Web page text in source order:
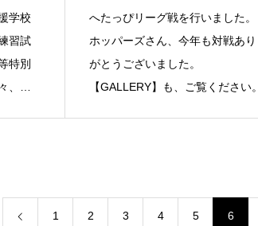
学校
習試
特別
、あ
へたっぴリーグ戦を行いました。
ホッパーズさん、今年も対戦あり
がとうございました。
【GALLERY】も、ご覧ください。
1 2 3 4 5 6